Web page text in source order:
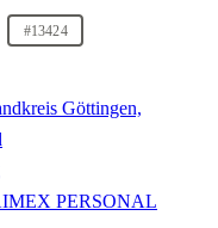
#13424
Göttingen,